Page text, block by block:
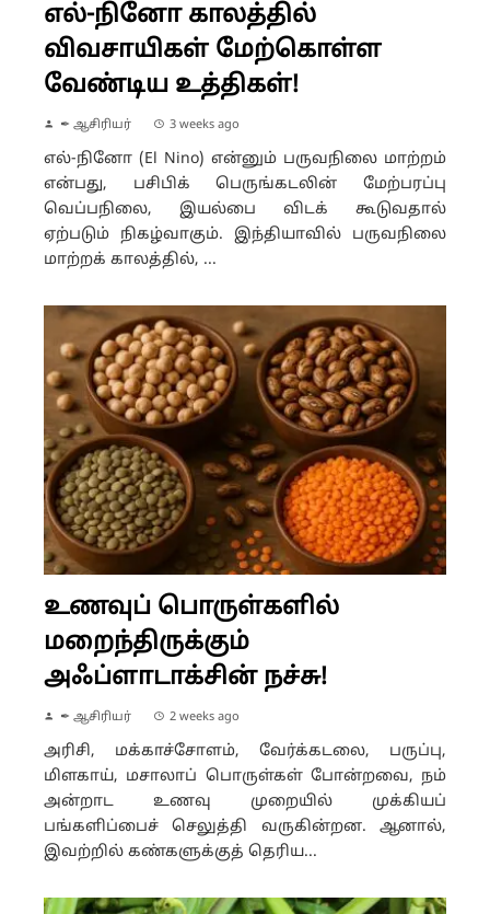
எல்-நினோ காலத்தில்
விவசாயிகள் மேற்கொள்ள
வேண்டிய உத்திகள்!
✒ ஆசிரியர் 3 weeks ago
எல்-நினோ (El Nino) என்னும் பருவநிலை மாற்றம்
என்பது, பசிபிக் பெருங்கடலின் மேற்பரப்பு
வெப்பநிலை, இயல்பை விடக் கூடுவதால்
ஏற்படும் நிகழ்வாகும். இந்தியாவில் பருவநிலை
மாற்றக் காலத்தில், ...
உணவுப் பொருள்களில்
மறைந்திருக்கும்
அஃப்ளாடாக்சின் நச்சு!
✒ ஆசிரியர் 2 weeks ago
அரிசி, மக்காச்சோளம், வேர்க்கடலை, பருப்பு,
மிளகாய், மசாலாப் பொருள்கள் போன்றவை, நம்
அன்றாட உணவு முறையில் முக்கியப்
பங்களிப்பைச் செலுத்தி வருகின்றன. ஆனால்,
இவற்றில் கண்களுக்குத் தெரிய...